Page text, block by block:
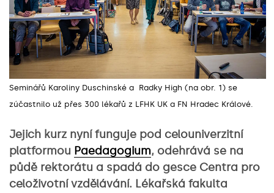
Seminářů Karoliny Duschinské a Radky High (na obr. 1) se
zúčastnilo už přes 300 lékařů z LFHK UK a FN Hradec Králové.
Jejich kurz nyní funguje pod celouniverzitní
platformou Paedagogium, odehrává se na
půdě rektorátu a spadá do gesce Centra pro
celoživotní vzdělávání. Lékařská fakulta